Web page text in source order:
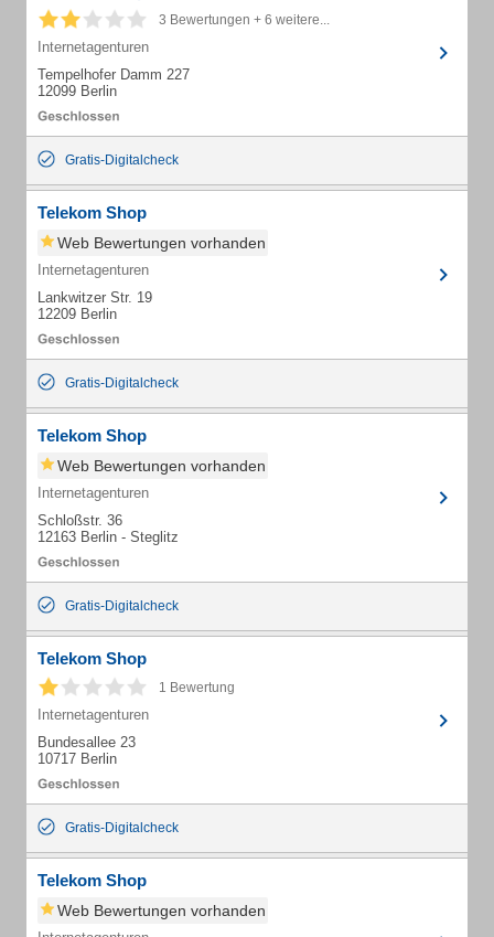
3 Bewertungen + 6 weitere...
Internetagenturen
Tempelhofer Damm 227
12099 Berlin
Gratis-Digitalcheck
Telekom Shop
Web Bewertungen vorhanden
Internetagenturen
Lankwitzer Str. 19
12209 Berlin
Gratis-Digitalcheck
Telekom Shop
Web Bewertungen vorhanden
Internetagenturen
Schloßstr. 36
12163 Berlin - Steglitz
Gratis-Digitalcheck
Telekom Shop
1 Bewertung
Internetagenturen
Bundesallee 23
10717 Berlin
Gratis-Digitalcheck
Telekom Shop
Web Bewertungen vorhanden